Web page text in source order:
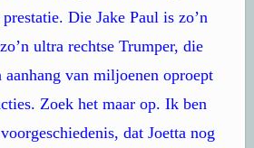
Die Jake Paul is zo’n
ultra rechtse Trumper, die
van miljoenen oproept
Zoek het maar op. Ik ben
dat Joetta nog